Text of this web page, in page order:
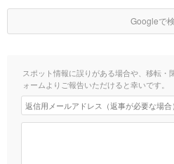
Googleで
スポット情報に誤りがある場合や、移転・
ォームよりご報告いただけると幸いです。